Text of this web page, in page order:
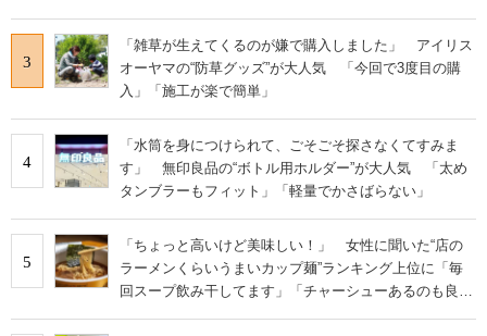
3
「雑草が生えてくるのが嫌で購入しました」 アイリス
オーヤマの“防草グッズ”が大人気 「今回で3度目の購
入」「施工が楽で簡単」
4
「水筒を身につけられて、ごそごそ探さなくてすみま
す」 無印良品の“ボトル用ホルダー”が大人気 「太め
タンブラーもフィット」「軽量でかさばらない」
5
「ちょっと高いけど美味しい！」 女性に聞いた“店の
ラーメンくらいうまいカップ麺”ランキング上位に「毎
回スープ飲み干してます」「チャーシューあるのも良